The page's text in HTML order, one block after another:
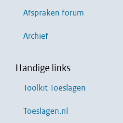
Afspraken forum
Archief
Handige links
Toolkit Toeslagen
Toeslagen.nl